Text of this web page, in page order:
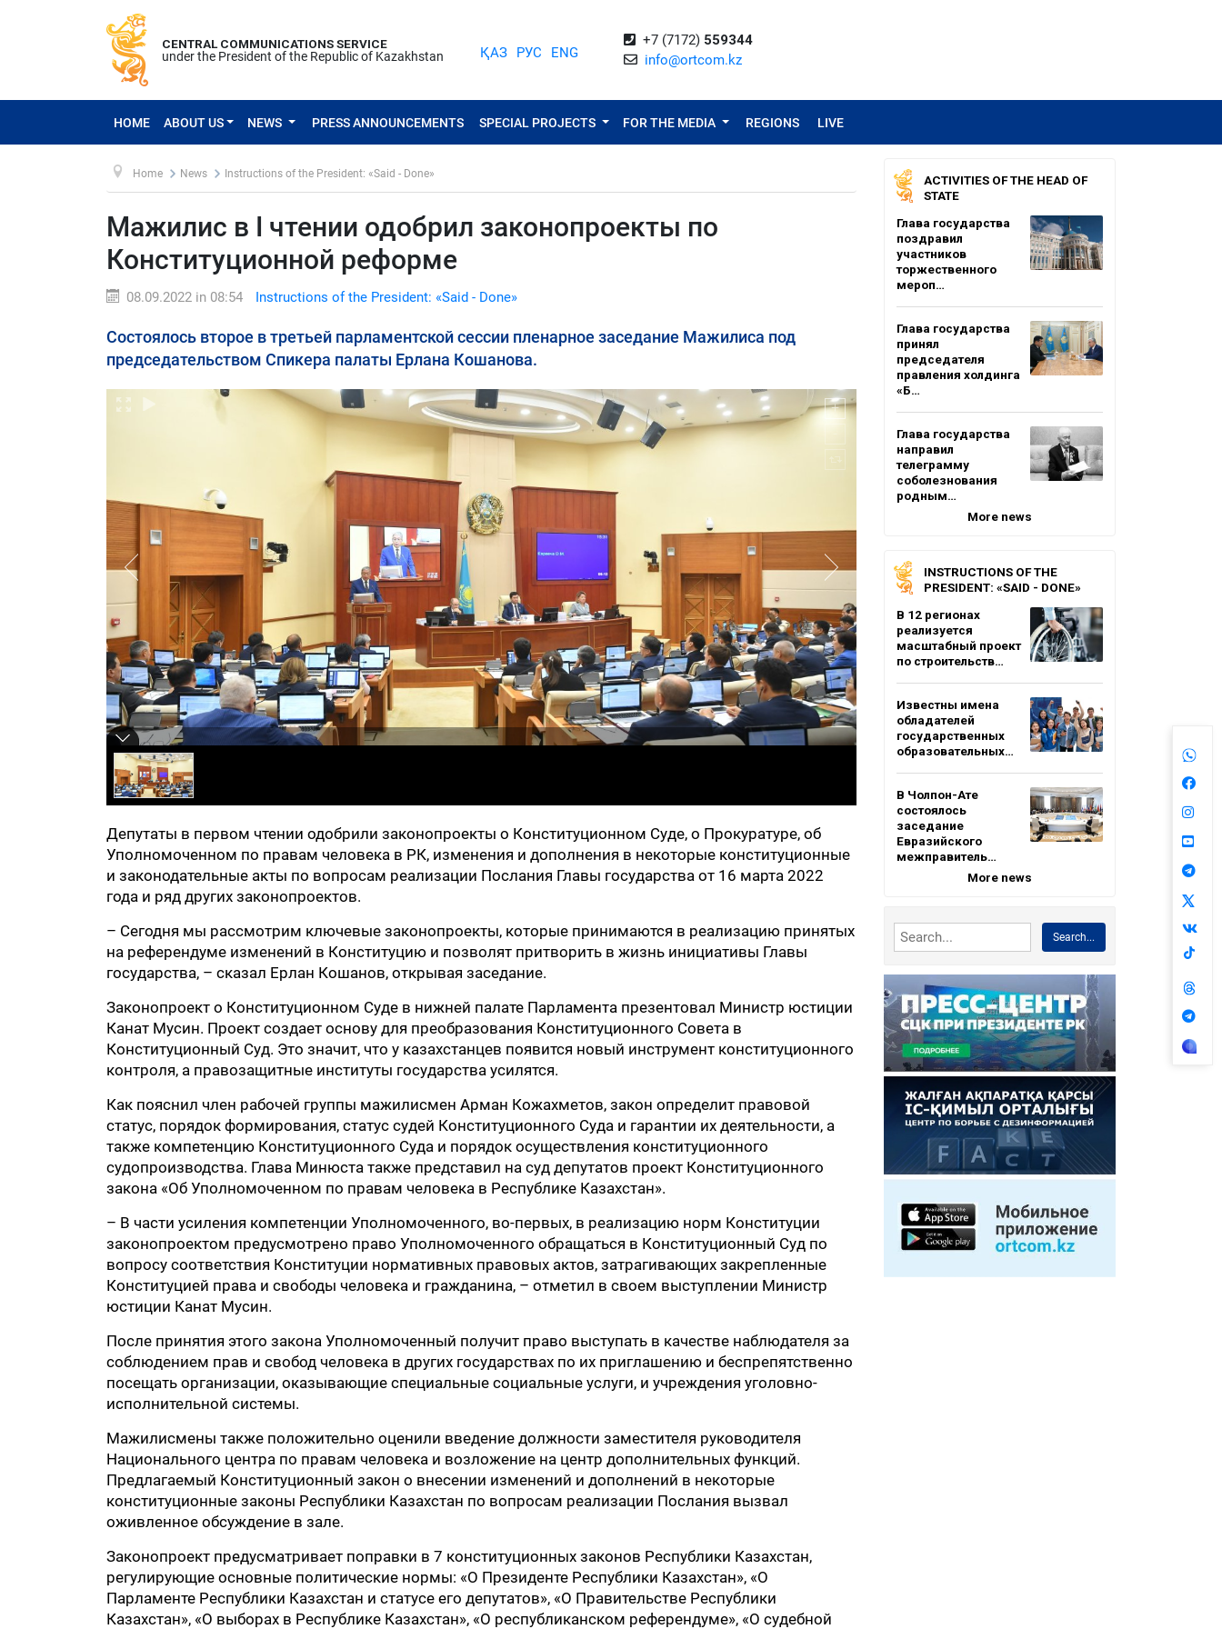
CENTRAL COMMUNICATIONS SERVICE
under the President of the Republic of Kazakhstan
ҚАЗ РУС ENG
+7 (7172) 559344
info@ortcom.kz
HOME ABOUT US NEWS PRESS ANNOUNCEMENTS SPECIAL PROJECTS FOR THE MEDIA REGIONS LIVE
Home News Instructions of the President: «Said - Done»
Мажилис в I чтении одобрил законопроекты по
Конституционной реформе
08.09.2022 in 08:54 Instructions of the President: «Said - Done»
Состоялось второе в третьей парламентской сессии пленарное заседание Мажилиса под
председательством Спикера палаты Ерлана Кошанова.
Депутаты в первом чтении одобрили законопроекты о Конституционном Суде, о Прокуратуре, об
Уполномоченном по правам человека в РК, изменения и дополнения в некоторые конституционные
и законодательные акты по вопросам реализации Послания Главы государства от 16 марта 2022
года и ряд других законопроектов.
– Сегодня мы рассмотрим ключевые законопроекты, которые принимаются в реализацию принятых
на референдуме изменений в Конституцию и позволят притворить в жизнь инициативы Главы
государства, – сказал Ерлан Кошанов, открывая заседание.
Законопроект о Конституционном Суде в нижней палате Парламента презентовал Министр юстиции
Канат Мусин. Проект создает основу для преобразования Конституционного Совета в
Конституционный Суд. Это значит, что у казахстанцев появится новый инструмент конституционного
контроля, а правозащитные институты государства усилятся.
Как пояснил член рабочей группы мажилисмен Арман Кожахметов, закон определит правовой
статус, порядок формирования, статус судей Конституционного Суда и гарантии их деятельности, а
также компетенцию Конституционного Суда и порядок осуществления конституционного
судопроизводства. Глава Минюста также представил на суд депутатов проект Конституционного
закона «Об Уполномоченном по правам человека в Республике Казахстан».
– В части усиления компетенции Уполномоченного, во-первых, в реализацию норм Конституции
законопроектом предусмотрено право Уполномоченного обращаться в Конституционный Суд по
вопросу соответствия Конституции нормативных правовых актов, затрагивающих закрепленные
Конституцией права и свободы человека и гражданина, – отметил в своем выступлении Министр
юстиции Канат Мусин.
После принятия этого закона Уполномоченный получит право выступать в качестве наблюдателя за
соблюдением прав и свобод человека в других государствах по их приглашению и беспрепятственно
посещать организации, оказывающие специальные социальные услуги, и учреждения уголовно-
исполнительной системы.
Мажилисмены также положительно оценили введение должности заместителя руководителя
Национального центра по правам человека и возложение на центр дополнительных функций.
Предлагаемый Конституционный закон о внесении изменений и дополнений в некоторые
конституционные законы Республики Казахстан по вопросам реализации Послания вызвал
оживленное обсуждение в зале.
Законопроект предусматривает поправки в 7 конституционных законов Республики Казахстан,
регулирующие основные политические нормы: «О Президенте Республики Казахстан», «О
Парламенте Республики Казахстан и статусе его депутатов», «О Правительстве Республики
Казахстан», «О выборах в Республике Казахстан», «О республиканском референдуме», «О судебной
ACTIVITIES OF THE HEAD OF
STATE
Глава государства
поздравил
участников
торжественного
мероп…
Глава государства
принял
председателя
правления холдинга
«Б…
Глава государства
направил
телеграмму
соболезнования
родным…
More news
INSTRUCTIONS OF THE
PRESIDENT: «SAID - DONE»
В 12 регионах
реализуется
масштабный проект
по строительств…
Известны имена
обладателей
государственных
образовательных…
В Чолпон-Ате
состоялось
заседание
Евразийского
межправитель…
More news
Search...